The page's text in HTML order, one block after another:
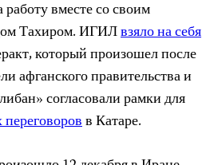
вместе со своим
Тахиром. ИГИЛвзяло на себя
который произошел после
афганского правительства и
согласовали рамки для
в Катаре.